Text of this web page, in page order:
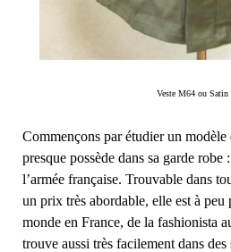
Veste M64 ou Satin
Commençons par étudier un
presque possède dans sa garde robe
l’armée française. Trouvable dans
un prix très abordable, elle est à peu
monde en France, de la fashionista
trouve aussi très facilement dans des